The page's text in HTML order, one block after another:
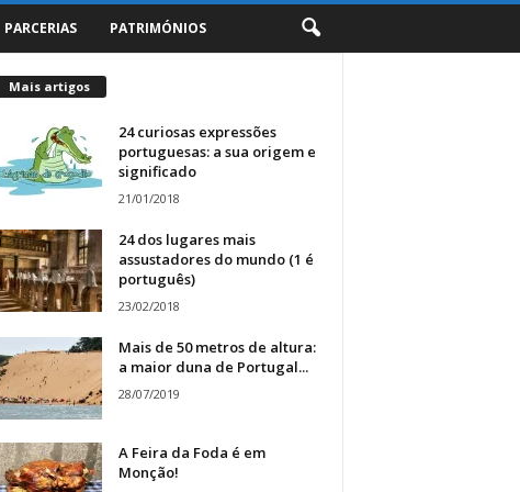
PARCERIAS PATRIMÓNIOS
Mais artigos
24 curiosas expressões
portuguesas: a sua origem e
significado
21/01/2018
24 dos lugares mais
assustadores do mundo (1 é
português)
23/02/2018
Mais de 50 metros de altura:
a maior duna de Portugal...
28/07/2019
A Feira da Foda é em
Monção!